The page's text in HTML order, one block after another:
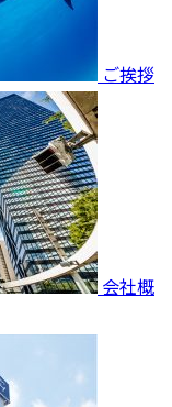
ご挨拶
会社概